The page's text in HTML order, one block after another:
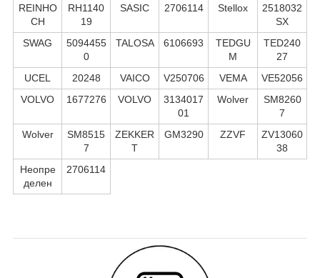
REINHO
CH
RH1140
19
SASIC 2706114 Stellox
2518032
SX
SWAG
5094455
0
TALOSA 6106693
TEDGU
M
TED240
27
UCEL
20248 VAICO V250706 VEMA
VE52056
VOLVO
1677276 VOLVO
3134017
01
Wolver
SM8260
7
Wolver
SM8515
7
ZEKKER
T
GM3290 ZZVF
ZV13060
38
Неопре
делен
2706114